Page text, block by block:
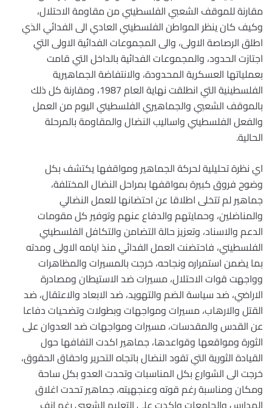
مقارنة للموقف الشعبي الفلسطيني من مقاومة الاحتلال،
وكيف كان ينظر المواطن الفلسطيني العادي الى الفدائي الذي
اطلق الرصاصة الاولى، والى المجموعات الفدائية الاولى التي
اجتازت الحدود، والمجموعات الفدائية بالداخل التي قامت
بعملياتها العسكرية المحدودة، والانتفاضة الجماهيرية
الفلسطينية التي انطلقت نهاية العام 1987، ومقارنة كل ذلك
بالموقف الشعبي والجماهيري الفلسطيني اليوم من العمل
والفعل الفلسطيني واساليب النضال والمقاومة بالمرحلة
الحالية.
اي نظرة تحليلية لحركة الجماهير ومواقفها يكتشف بكل
وضوح فروق كبيرة بمواقفها بمراحل النضال المختلفة،
جماهير لم تتخلى اطلاقا عن احتضانها للعمل النضالي
والمناضلين، وحمايتهم والدفاع عنهم وتوفير كل مقومات
الدعم والاسناد، وتعزيز حالة التضامن والتكافل الفلسطيني
الفلسطيني، فاحتضنت العمل الفدائي منذ ايامه الاولى ومدته
بما يضمن استمراره ونجاحه، خرجت بالمسيرات والمظاهرات
وواجهت قوات الاحتلال، مسيرات ضد الاستيطان ومصادرة
الاراضي، ضد سياسة الضم والتهويد، ضد الابعاد والاعتقال، ضد
القتل والارهاب، مسيرات ومواجهات وبطولات وتضحيات دفاعا
عن القدس والمقدسات، مسيرات ومواجهات ضد العدوان على
الثورة ومواقعها وقواعدها، جماهير اكدت التفافها حول
القيادة الثورية التي تقود النضال باتجاه التحرير واحقاق الحقوق،
خرجت الى الشوارع بكل المناسبات وتحدت العدو بكل ساحة
ومكان ومناسبة رغم قوته وعنجهيته، جماهير تحدت اغلاق